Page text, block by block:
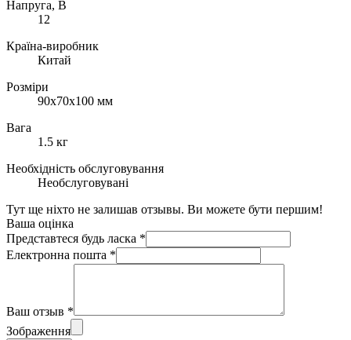
Напруга, В
12
Країна-виробник
Китай
Розміри
90х70x100 мм
Вага
1.5 кг
Необхідність обслуговування
Необслуговувані
Тут ще ніхто не залишав отзывы. Ви можете бути першим!
Ваша оцінка
Представтеся будь ласка *
Електронна пошта *
Ваш отзыв *
Зображення